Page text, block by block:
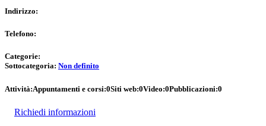
Indirizzo:
Telefono:
Categorie:
Sottocategoria: Non definito
Attività:Appuntamenti e corsi:0Siti web:0Video:0Pubblicazioni:0
Richiedi informazioni